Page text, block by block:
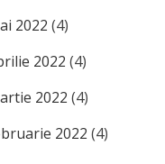
2022 (4)
2022 (4)
2022 (4)
2022 (4)